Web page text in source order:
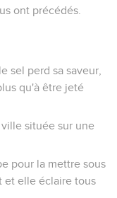
ont précédés.
sel perd sa saveur,
qu'à être jeté
située sur une
pour la mettre sous
et elle éclaire tous